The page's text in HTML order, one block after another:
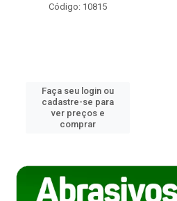
Código: 10815
Faça seu login ou
cadastre-se para
ver preços e
comprar